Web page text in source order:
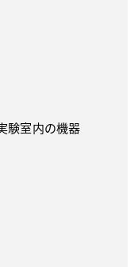
験室内の機器